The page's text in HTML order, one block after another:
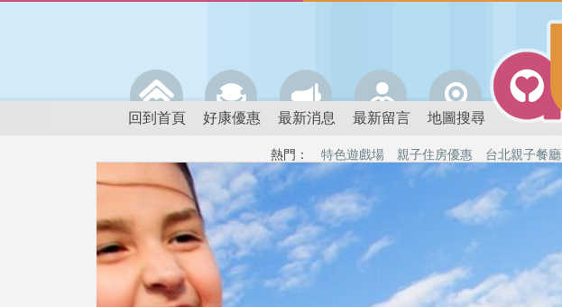
回到首頁 好康優惠 最新消息 最新留言 地圖搜尋
熱門： 特色遊戲場 親子住房優惠 台北親子餐廳